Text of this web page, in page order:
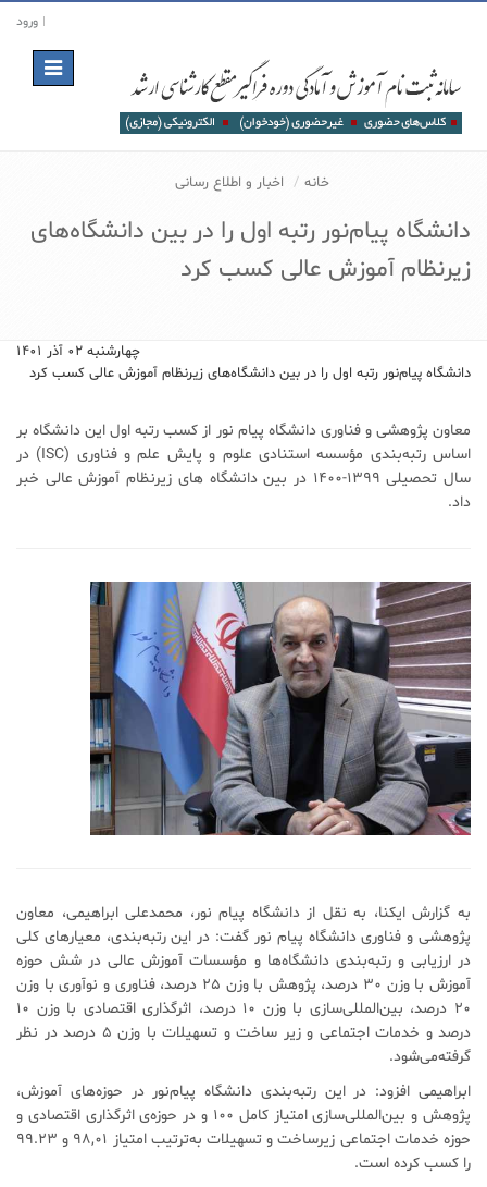
ورود
Toggle
navigation
خانه اخبار و اطلاع رسانی
دانشگاه پیام‌نور رتبه اول را در بین دانشگاه‌های
زیرنظام آموزش عالی کسب کرد
چهارشنبه ۰۲ آذر ۱۴۰۱
دانشگاه پیام‌نور رتبه اول را در بین دانشگاه‌های زیرنظام آموزش عالی کسب کرد
معاون پژوهشی و فناوری دانشگاه پیام نور از کسب رتبه اول این دانشگاه بر
اساس رتبه‌بندی مؤسسه استنادی علوم و پایش علم و فناوری (ISC) در
سال تحصیلی ۱۳۹۹-۱۴۰۰ در بین دانشگاه های زیرنظام آموزش عالی خبر
داد.
به گزارش ایکنا، به نقل از دانشگاه پیام نور، محمدعلی ابراهیمی، معاون
پژوهشی و فناوری دانشگاه پیام نور گفت: در این رتبه‌بندی، معیارهای کلی
در ارزیابی و رتبه‌بندی دانشگاه‌ها و مؤسسات آموزش عالی در شش حوزه
آموزش با وزن ۳۰ درصد، پژوهش با وزن ۲۵ درصد، فناوری و نوآوری با وزن
۲۰ درصد، بین‌المللی‌سازی با وزن ۱۰ درصد، اثرگذاری اقتصادی با وزن ۱۰
درصد و خدمات اجتماعی و زیر ساخت و تسهیلات با وزن ۵ درصد در نظر
گرفته‌می‌شود.
ابراهیمی افزود: در این رتبه‌بندی دانشگاه پیام‌نور در حوزه‌های آموزش،
پژوهش و بین‌المللی‌سازی امتیاز کامل ۱۰۰ ‌و در حوزه‌ی اثرگذاری اقتصادی و
حوزه خدمات اجتماعی زیرساخت و تسهیلات به‌ترتیب امتیاز ۹۸,۰۱ و ۹۹.۲۳
را کسب کرده‌ است.